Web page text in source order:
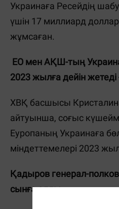
Украинаға Ресейдің
үшін 17 миллиард
жұмсаған.
ЕО мен АҚШ-тың
2023 жылға дейін
ХВҚ басшысы
айтуынша, соғыс
Еуропаның Украинаға
міндеттемелері 2023
Қадыров генерал-
сынға алды